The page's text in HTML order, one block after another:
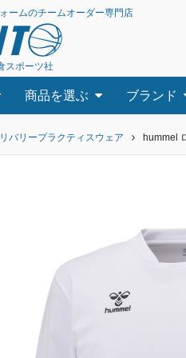
ームのチームオーダー専門店
スポーツ社
商品を選ぶ ブランド
バリープラクティスウェア hummel